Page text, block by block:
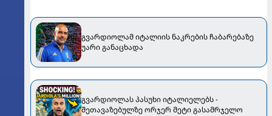
გვარდიოლამ იტალიის ნაკრების ჩაბარებაზე
უარი განაცხადა
გვარდიოლას პასუხი იტალიელებს -
შეთავაზებულზე ორჯერ მეტი გასამრჯელო